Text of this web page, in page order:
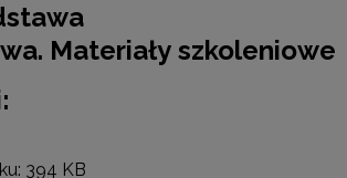
Materiały szkoleniowe
394 KB